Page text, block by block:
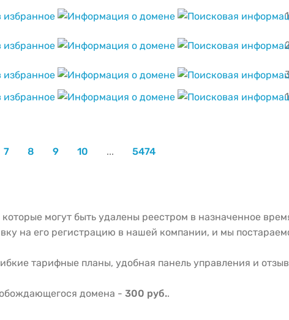
1
1
7 8 9 10 ... 5474
могут быть удалены реестром в назначенное
на его регистрацию в нашей компании, и мы
тарифные планы, удобная панель управления и
домена - 300 руб..